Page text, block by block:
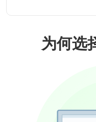
为何选